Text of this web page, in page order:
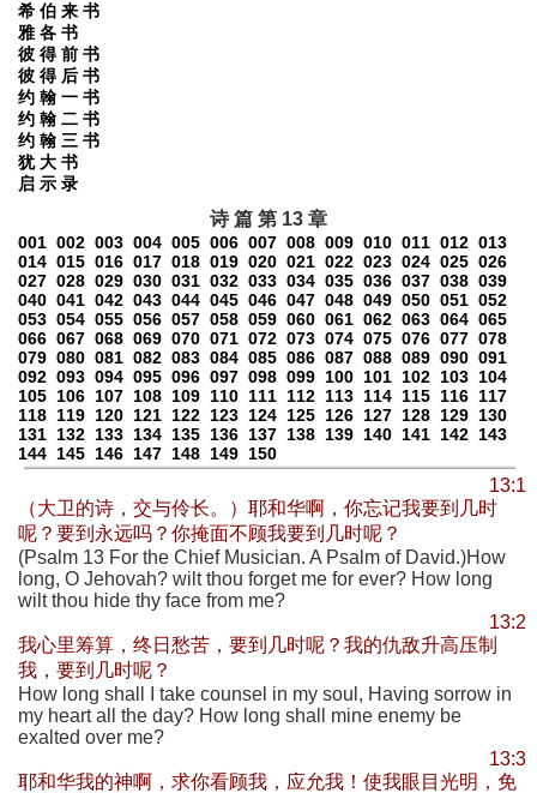
希 伯 来 书
雅 各 书
彼 得 前 书
彼 得 后 书
约 翰 一 书
约 翰 二 书
约 翰 三 书
犹 大 书
启 示 录
诗 篇 第 13 章
001 002 003 004 005 006 007 008 009 010 011 012 013
014 015 016 017 018 019 020 021 022 023 024 025 026
027 028 029 030 031 032 033 034 035 036 037 038 039
040 041 042 043 044 045 046 047 048 049 050 051 052
053 054 055 056 057 058 059 060 061 062 063 064 065
066 067 068 069 070 071 072 073 074 075 076 077 078
079 080 081 082 083 084 085 086 087 088 089 090 091
092 093 094 095 096 097 098 099 100 101 102 103 104
105 106 107 108 109 110 111 112 113 114 115 116 117
118 119 120 121 122 123 124 125 126 127 128 129 130
131 132 133 134 135 136 137 138 139 140 141 142 143
144 145 146 147 148 149 150
13:1
（大卫的诗，交与伶长。）耶和华啊，你忘记我要到几时
呢？要到永远吗？你掩面不顾我要到几时呢？
(Psalm 13 For the Chief Musician. A Psalm of David.)How
long, O Jehovah? wilt thou forget me for ever? How long
wilt thou hide thy face from me?
13:2
我心里筹算，终日愁苦，要到几时呢？我的仇敌升高压制
我，要到几时呢？
How long shall I take counsel in my soul, Having sorrow in
my heart all the day? How long shall mine enemy be
exalted over me?
13:3
耶和华我的神啊，求你看顾我，应允我！使我眼目光明，免